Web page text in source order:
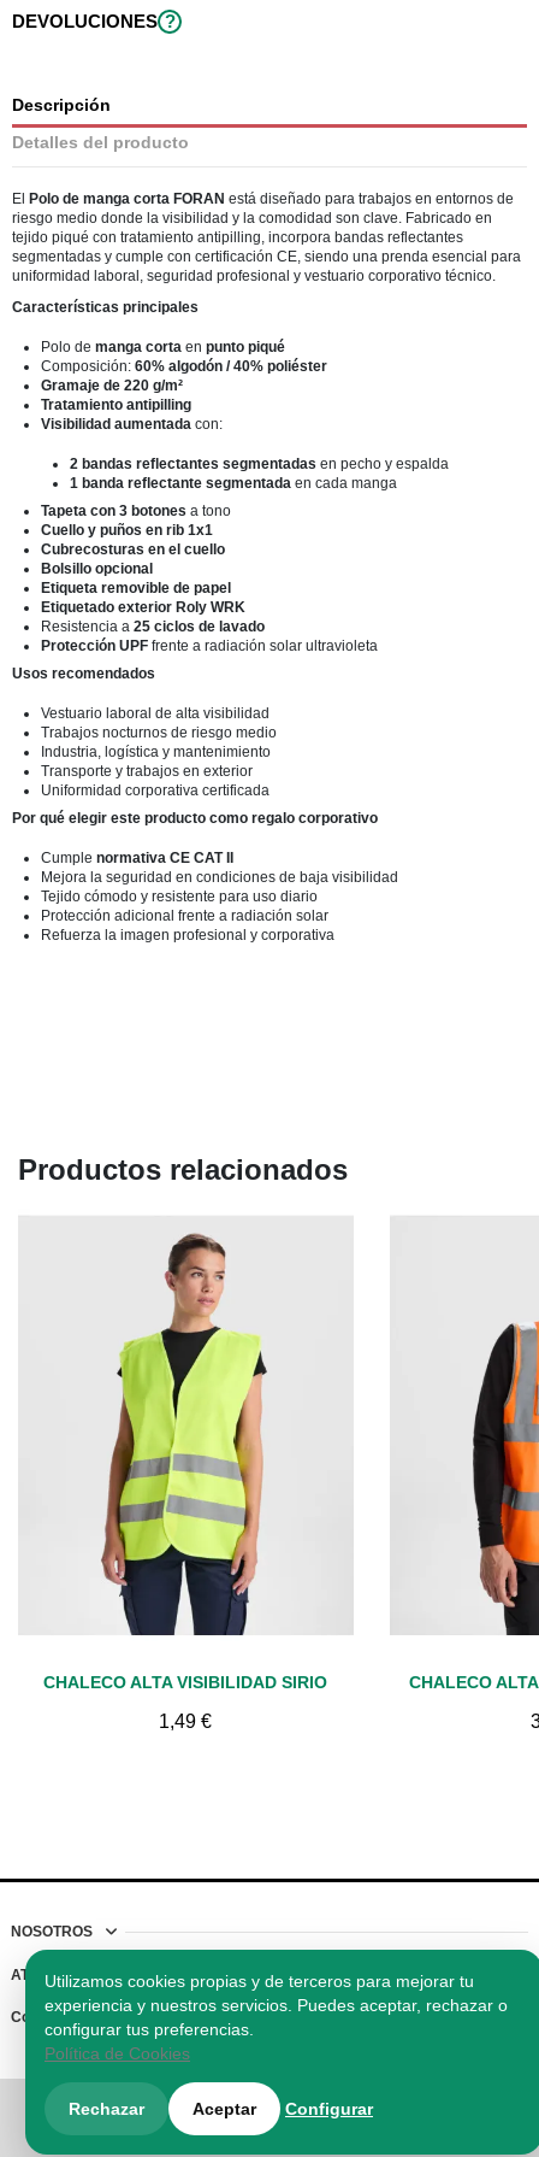
DEVOLUCIONES ?
Descripción
Detalles del producto
El Polo de manga corta FORAN está diseñado para trabajos en entornos de
riesgo medio donde la visibilidad y la comodidad son clave. Fabricado en
tejido piqué con tratamiento antipilling, incorpora bandas reflectantes
segmentadas y cumple con certificación CE, siendo una prenda esencial para
uniformidad laboral, seguridad profesional y vestuario corporativo técnico.
Características principales
Polo de manga corta en punto piqué
Composición: 60% algodón / 40% poliéster
Gramaje de 220 g/m²
Tratamiento antipilling
Visibilidad aumentada con:
2 bandas reflectantes segmentadas en pecho y espalda
1 banda reflectante segmentada en cada manga
Tapeta con 3 botones a tono
Cuello y puños en rib 1x1
Cubrecosturas en el cuello
Bolsillo opcional
Etiqueta removible de papel
Etiquetado exterior Roly WRK
Resistencia a 25 ciclos de lavado
Protección UPF frente a radiación solar ultravioleta
Usos recomendados
Vestuario laboral de alta visibilidad
Trabajos nocturnos de riesgo medio
Industria, logística y mantenimiento
Transporte y trabajos en exterior
Uniformidad corporativa certificada
Por qué elegir este producto como regalo corporativo
Cumple normativa CE CAT II
Mejora la seguridad en condiciones de baja visibilidad
Tejido cómodo y resistente para uso diario
Protección adicional frente a radiación solar
Refuerza la imagen profesional y corporativa
Productos relacionados
Vista rápida
CHALECO ALTA VISIBILIDAD SIRIO
1,49 €
CHALECO
NOSOTROS
ATENCIÓN AL CLIENTE
Contacto
Utilizamos cookies propias y de terceros para mejorar tu
experiencia y nuestros servicios. Puedes aceptar, rechazar o
configurar tus preferencias.
Política de Cookies
Rechazar Aceptar Configurar
© 2026 Reclamos Vigo SLU. Todos los derechos reservados.
Regalos promocionales, ropa laboral y merchandising